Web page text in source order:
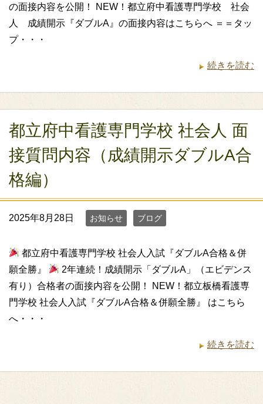
の面接内容を公開！ NEW！都立府中看護専門学校 社会
人 成績開示『ダブルA』の面接内容はこちらへ ＝＝タッ
プ・・・
続きを読む
都立府中看護専門学校 社会人 面
接質問内容（成績開示ダブルA合
格編）
2025年8月28日 お知らせ ブログ
都立府中看護専門学校 社会人入試『ダブルA合格＆併
願全勝』
2年連続！成績開示「ダブルA」（エビデンス
有り）合格者の面接内容を公開！ NEW！都立板橋看護専
門学校 社会人入試『ダブルA合格＆併願全勝』 はこちら
へ・・・
続きを読む